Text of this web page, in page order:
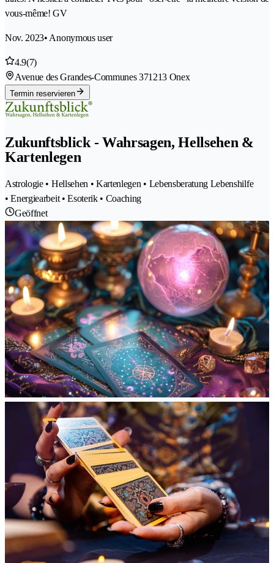
vous-même! GV
Nov. 2023• Anonymous user
4.9(7)
Avenue des Grandes-Communes 371213 Onex
Termin reservieren
Zukunftsblick - Wahrsagen, Hellsehen &
Kartenlegen
Astrologie • Hellsehen • Kartenlegen • Lebensberatung Lebenshilfe
• Energiearbeit • Esoterik • Coaching
Geöffnet